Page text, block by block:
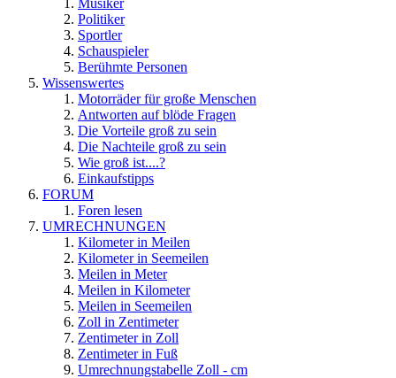
Politiker
Sportler
Schauspieler
Berühmte Personen
Wissenswertes
Motorräder für große Menschen
Antworten auf blöde Fragen
Die Vorteile groß zu sein
Die Nachteile groß zu sein
Wie groß ist....?
Einkaufstipps
FORUM
Foren lesen
UMRECHNUNGEN
Kilometer in Meilen
Kilometer in Seemeilen
Meilen in Meter
Meilen in Kilometer
Meilen in Seemeilen
Zoll in Zentimeter
Zentimeter in Zoll
Zentimeter in Fuß
Umrechnungstabelle Zoll - cm